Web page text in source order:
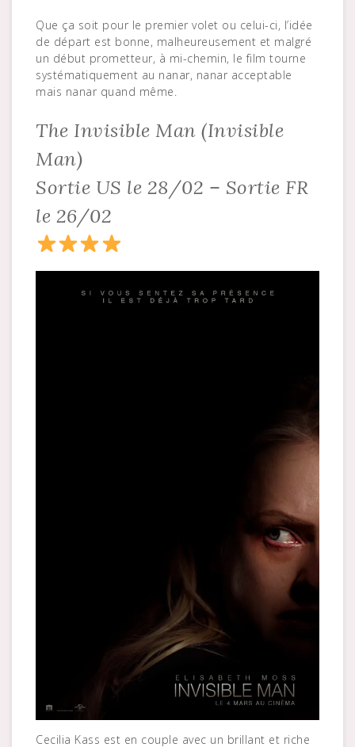
Que ça soit pour le premier volet ou celui-ci, l’idée
de départ est bonne, malheureusement et malgré
un début prometteur, à mi-chemin, le film tourne
systématiquement au nanar, nanar acceptable
mais nanar quand même.
The Invisible Man (Invisible
Man)
Sortie US le 28/02 – Sortie FR
le 26/02
Cecilia Kass est en couple avec un brillant et riche